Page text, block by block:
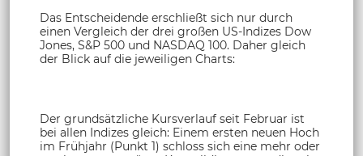
Das Entscheidende erschließt sich nur durch
einen Vergleich der drei großen US-Indizes Dow
Jones, S&P 500 und NASDAQ 100. Daher gleich
der Blick auf die jeweiligen Charts:
Der grundsätzliche Kursverlauf seit Februar ist
bei allen Indizes gleich: Einem ersten neuen Hoch
im Frühjahr (Punkt 1) schloss sich eine mehr oder